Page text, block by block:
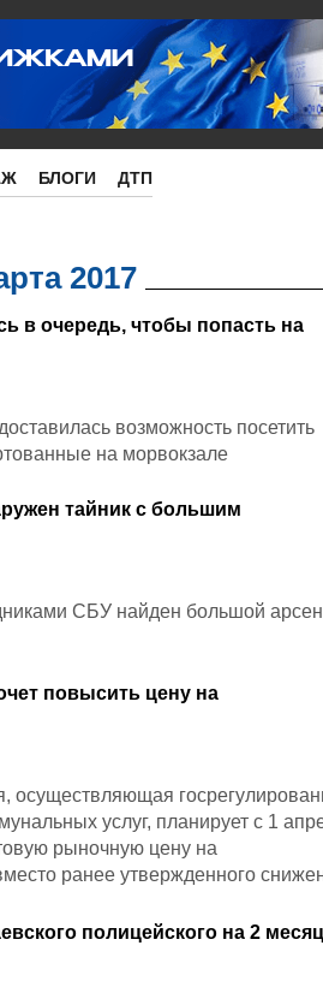
БЛОГИ ДТП
2017
в очередь, чтобы попасть на
возможность посетить
на морвокзале
тайник с большим
СБУ найден большой
повысить цену на
осуществляющая
услуг, планирует с 1
рыночную цену на
ранее утвержденного
полицейского на 2